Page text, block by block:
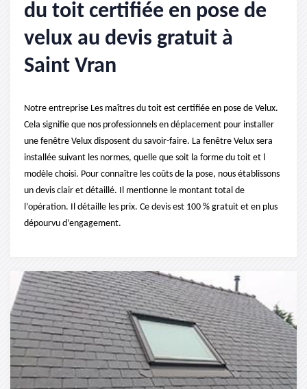
du toit certifiée en pose de
velux au devis gratuit à
Saint Vran
Notre entreprise Les maîtres du toit est certifiée en pose de Velux.
Cela signifie que nos professionnels en déplacement pour installer
une fenêtre Velux disposent du savoir-faire. La fenêtre Velux sera
installée suivant les normes, quelle que soit la forme du toit et l
modèle choisi. Pour connaître les coûts de la pose, nous établissons
un devis clair et détaillé. Il mentionne le montant total de
l’opération. Il détaille les prix. Ce devis est 100 % gratuit et en plus
dépourvu d’engagement.